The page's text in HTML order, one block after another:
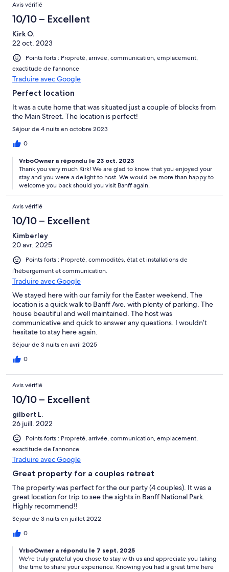
Avis vérifié
10/10 – Excellent
Kirk O.
22 oct. 2023
Points forts : Propreté, arrivée, communication, emplacement,
exactitude de l’annonce
Traduire avec Google
Perfect location
It was a cute home that was situated just a couple of blocks from
the Main Street. The location is perfect!
Séjour de 4 nuits en octobre 2023
0
VrboOwner a répondu le 23 oct. 2023
Thank you very much Kirk! We are glad to know that you enjoyed your
stay and you were a delight to host. We would be more than happy to
welcome you back should you visit Banff again.
Avis vérifié
10/10 – Excellent
Kimberley
20 avr. 2025
Points forts : Propreté, commodités, état et installations de
l’hébergement et communication.
Traduire avec Google
We stayed here with our family for the Easter weekend. The
location is a quick walk to Banff Ave. with plenty of parking. The
house beautiful and well maintained. The host was
communicative and quick to answer any questions. I wouldn’t
hesitate to stay here again.
Séjour de 3 nuits en avril 2025
0
Avis vérifié
10/10 – Excellent
gilbert L.
26 juill. 2022
Points forts : Propreté, arrivée, communication, emplacement,
exactitude de l’annonce
Traduire avec Google
Great property for a couples retreat
The property was perfect for the our party (4 couples). It was a
great location for trip to see the sights in Banff National Park.
Highly recommend!!
Séjour de 3 nuits en juillet 2022
0
VrboOwner a répondu le 7 sept. 2025
We’re truly grateful you chose to stay with us and appreciate you taking
the time to share your experience. Knowing you had a great time here